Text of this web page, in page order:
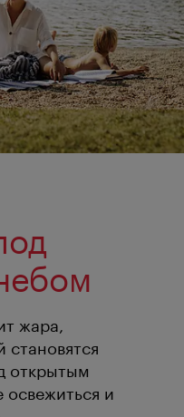
жара,
открытым
и